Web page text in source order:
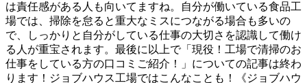
は責任感がある人も向いてますね。自分が働いている食品工
場では、掃除を怠ると重大なミスにつながる場合も多いの
で、しっかりと自分がしている仕事の大切さを認識して働け
る人が重宝されます。最後に以上で「現役！工場で清掃のお
仕事をしている方の口コミご紹介！」についての記事は終わ
ります！ジョブハウス工場ではこんなことも！《ジョブハウ